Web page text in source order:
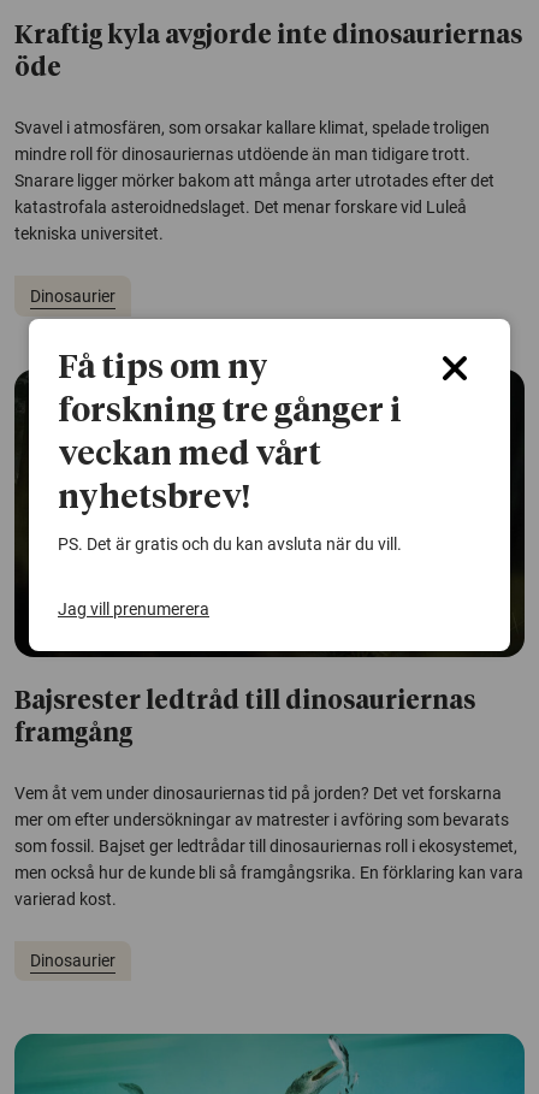
Kraftig kyla avgjorde inte dinosauriernas
öde
Svavel i atmosfären, som orsakar kallare klimat, spelade troligen
mindre roll för dinosauriernas utdöende än man tidigare trott.
Snarare ligger mörker bakom att många arter utrotades efter det
katastrofala asteroidnedslaget. Det menar forskare vid Luleå
tekniska universitet.
Dinosaurier
Bajsrester ledtråd till dinosauriernas
framgång
Vem åt vem under dinosauriernas tid på jorden? Det vet forskarna
mer om efter undersökningar av matrester i avföring som bevarats
som fossil. Bajset ger ledtrådar till dinosauriernas roll i ekosystemet,
men också hur de kunde bli så framgångsrika. En förklaring kan vara
varierad kost.
Dinosaurier
Få tips om ny
forskning tre gånger i
veckan med vårt
nyhetsbrev!
PS. Det är gratis och du kan avsluta när du vill.
Jag vill prenumerera